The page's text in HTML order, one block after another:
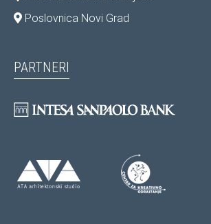
Poslovnica Novi Grad
PARTNERI